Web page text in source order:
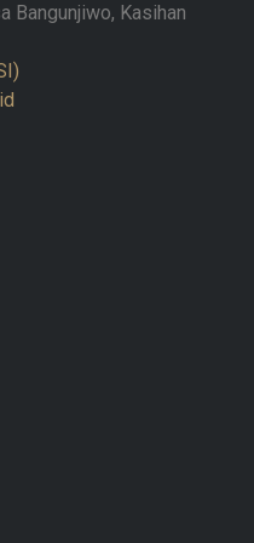
Bangunjiwo, Kasihan